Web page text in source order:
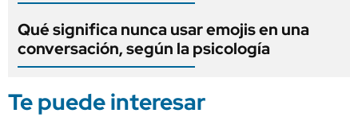
Qué significa nunca usar emojis en una
conversación, según la psicología
Te puede interesar